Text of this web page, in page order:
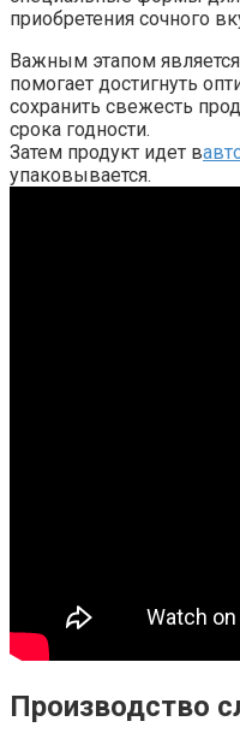
приобретения сочного
Важным этапом
помогает достигнуть
сохранить свежесть
срока годности.
Затем продукт идет в
упаковывается.
Производство